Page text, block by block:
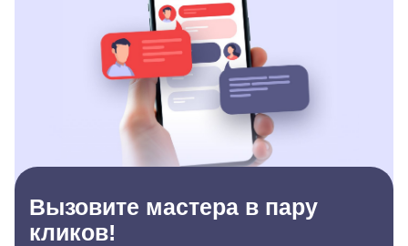
Вызовите мастера в пару
кликов!